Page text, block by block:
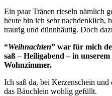
Ein paar Tränen rieseln nämlich
heute bin ich sehr nachdenklich,
traurig und dünnhäutig. Doch
“Weihnachten” war für mich
saß – Heiligabend – in
Wohnzimmer.
Ich saß da, bei Kerzenschein
das Bäuchlein wohlig gefüllt.